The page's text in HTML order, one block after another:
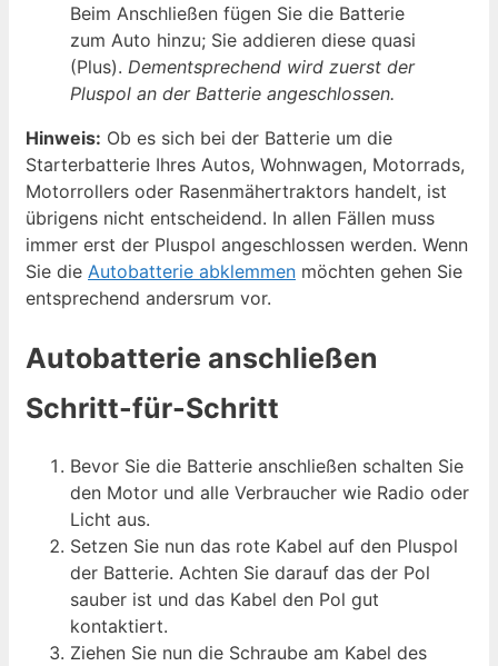
Beim Anschließen fügen Sie die Batterie
zum Auto hinzu; Sie addieren diese quasi
(Plus). Dementsprechend wird zuerst der
Pluspol an der Batterie angeschlossen.
Hinweis: Ob es sich bei der Batterie um die
Starterbatterie Ihres Autos, Wohnwagen, Motorrads,
Motorrollers oder Rasenmähertraktors handelt, ist
übrigens nicht entscheidend. In allen Fällen muss
immer erst der Pluspol angeschlossen werden. Wenn
Sie die Autobatterie abklemmen möchten gehen Sie
entsprechend andersrum vor.
Autobatterie anschließen
Schritt-für-Schritt
Bevor Sie die Batterie anschließen schalten Sie
den Motor und alle Verbraucher wie Radio oder
Licht aus.
Setzen Sie nun das rote Kabel auf den Pluspol
der Batterie. Achten Sie darauf das der Pol
sauber ist und das Kabel den Pol gut
kontaktiert.
Ziehen Sie nun die Schraube am Kabel des